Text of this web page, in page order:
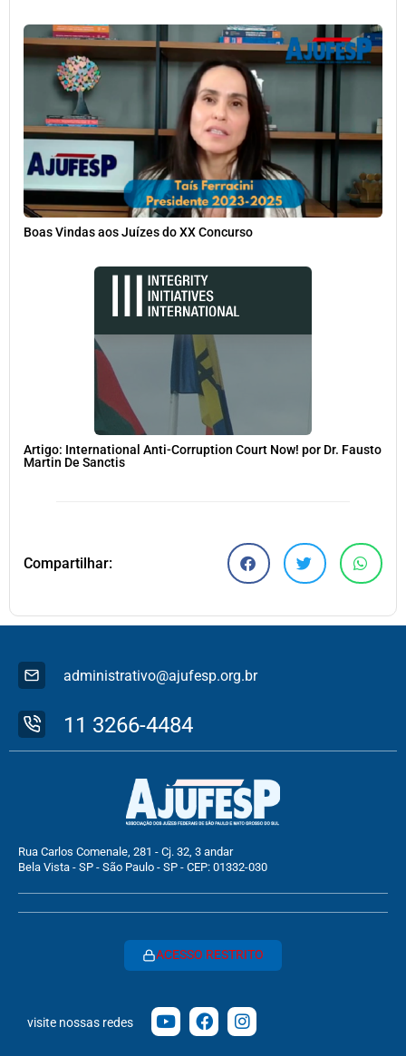
Boas Vindas aos Juízes do XX Concurso
Artigo: International Anti-Corruption Court Now! por Dr. Fausto
Martin De Sanctis
Compartilhar:
administrativo@ajufesp.org.br
11 3266-4484
Rua Carlos Comenale, 281 - Cj. 32, 3 andar
Bela Vista - SP - São Paulo - SP - CEP: 01332-030
ACESSO RESTRITO
visite nossas redes